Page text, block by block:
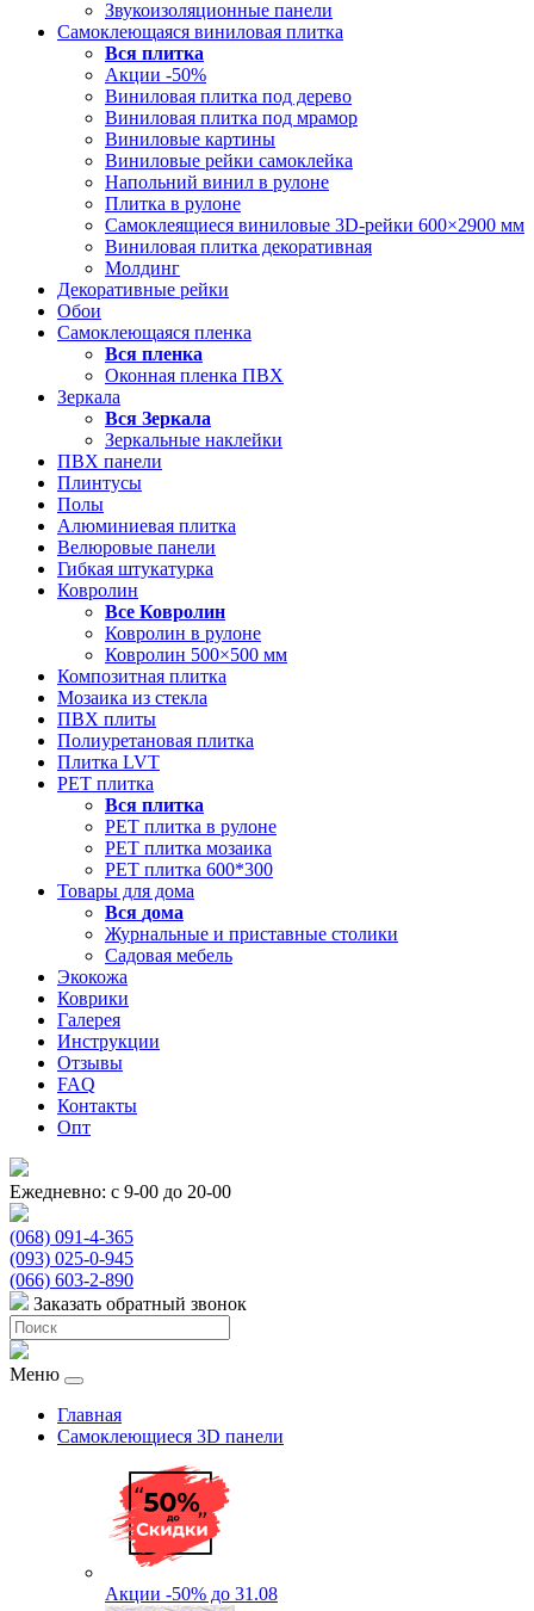
Звукоизоляционные панели
Самоклеющаяся виниловая плитка
Вся плитка
Акции -50%
Виниловая плитка под дерево
Виниловая плитка под мрамор
Виниловые картины
Виниловые рейки самоклейка
Напольний винил в рулоне
Плитка в рулоне
Самоклеящиеся виниловые 3D‑рейки 600×2900 мм
Виниловая плитка декоративная
Молдинг
Декоративные рейки
Обои
Самоклеющаяся пленка
Вся пленка
Оконная пленка ПВХ
Зеркала
Вся Зеркала
Зеркальные наклейки
ПВХ панели
Плинтусы
Полы
Алюминиевая плитка
Велюровые панели
Гибкая штукатурка
Ковролин
Все Ковролин
Ковролин в рулоне
Ковролин 500×500 мм
Композитная плитка
Мозаика из стекла
ПВХ плиты
Полиуретановая плитка
Плитка LVT
РЕТ плитка
Вся плитка
РЕТ плитка в рулоне
РЕТ плитка мозаика
РЕТ плитка 600*300
Товары для дома
Вся дома
Журнальные и приставные столики
Садовая мебель
Экокожа
Коврики
Галерея
Инструкции
Отзывы
FAQ
Контакты
Опт
Ежедневно: с 9-00 до 20-00
(068) 091-4-365
(093) 025-0-945
(066) 603-2-890
Заказать обратный звонок
Меню
Главная
Самоклеющиеся 3D панели
Акции -50% до 31.08